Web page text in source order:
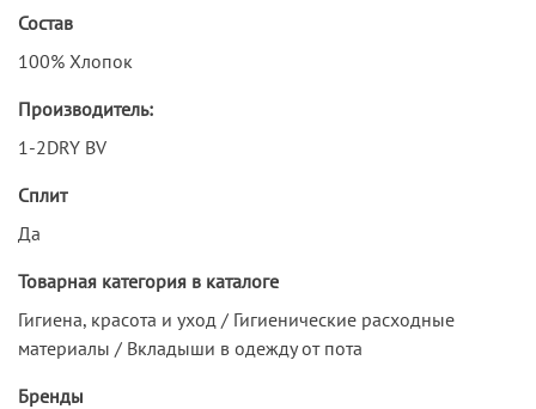
Состав
100% Хлопок
Производитель:
1-2DRY BV
Сплит
Да
Товарная категория в каталоге
Гигиена, красота и уход / Гигиенические расходные
материалы / Вкладыши в одежду от пота
Бренды